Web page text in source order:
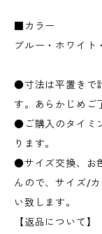
■カラー
ブルー・ホワイト
●寸法は平置きで
す。あらかじめご
●ご購入のタイミ
ります。
●サイズ交換、お
んので、サイズ/
い致します。
【返品について】